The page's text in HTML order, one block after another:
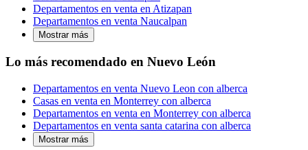
Departamentos en venta en Atizapan
Departamentos en venta Naucalpan
Mostrar más
Lo más recomendado en Nuevo León
Departamentos en venta Nuevo Leon con alberca
Casas en venta en Monterrey con alberca
Departamentos en venta en Monterrey con alberca
Departamentos en venta santa catarina con alberca
Mostrar más